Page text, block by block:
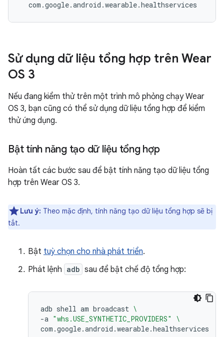
Sử dụng dữ liệu tổng hợp trên Wear
OS 3
Nếu đang kiểm thử trên một trình mô phỏng chạy Wear
OS 3, bạn cũng có thể sử dụng dữ liệu tổng hợp để kiểm
thử ứng dụng.
Bật tính năng tạo dữ liệu tổng hợp
Hoàn tất các bước sau để bật tính năng tạo dữ liệu tổng
hợp trên Wear OS 3.
Lưu ý: Theo mặc định, tính năng tạo dữ liệu tổng hợp sẽ bị
tắt.
Bật tuỳ chọn cho nhà phát triển.
Phát lệnh adb sau để bật chế độ tổng hợp:
adb shell am broadcast \
-a "whs.USE_SYNTHETIC_PROVIDERS"
\